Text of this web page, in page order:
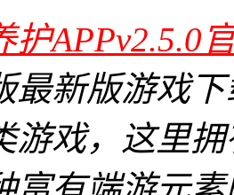
护APPv2.5.0
最新版游戏
游戏，这里